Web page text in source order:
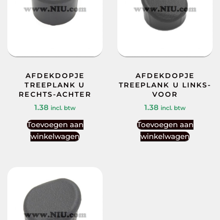
AFDEKDOPJE
TREEPLANK U
RECHTS-ACHTER
1.38 incl. btw
Toevoegen aan
winkelwagen
AFDEKDOPJE
TREEPLANK U LINKS-
VOOR
1.38 incl. btw
Toevoegen aan
winkelwagen